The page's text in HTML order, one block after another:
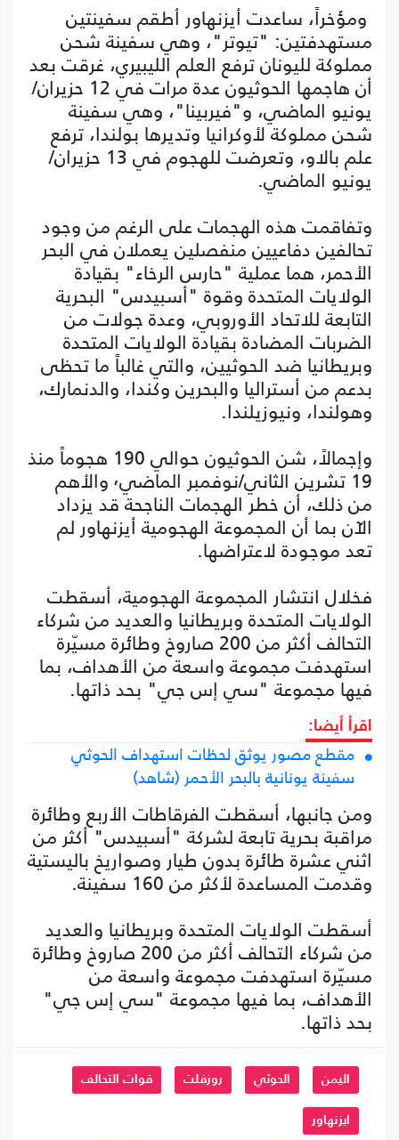
ومؤخراً، ساعدت أيزنهاور أطقم سفينتين
مستهدفتين: "تيوتر"، وهي سفينة شحن
مملوكة لليونان ترفع العلم الليبيري، غرقت بعد
أن هاجمها الحوثيون عدة مرات في 12 حزيران/
يونيو الماضي، و"فيربينا"، وهي سفينة
شحن مملوكة لأوكرانيا وتديرها بولندا، ترفع
علم بالاو، وتعرضت للهجوم في 13 حزيران/
يونيو الماضي.
وتفاقمت هذه الهجمات على الرغم من وجود
تحالفين دفاعيين منفصلين يعملان في البحر
الأحمر، هما عملية "حارس الرخاء" بقيادة
الولايات المتحدة وقوة "أسبيدس" البحرية
التابعة للاتحاد الأوروبي، وعدة جولات من
الضربات المضادة بقيادة الولايات المتحدة
وبريطانيا ضد الحوثيين، والتي غالباً ما تحظى
بدعم من أستراليا والبحرين وكندا، والدنمارك،
وهولندا، ونيوزيلندا.
وإجمالاً، شن الحوثيون حوالي 190 هجوماً منذ
19 تشرين الثاني/نوفمبر الماضي٬ والأهم
من ذلك، أن خطر الهجمات الناجحة قد يزداد
الآن بما أن المجموعة الهجومية أيزنهاور لم
تعد موجودة لاعتراضها.
فخلال انتشار المجموعة الهجومية، أسقطت
الولايات المتحدة وبريطانيا والعديد من شركاء
التحالف أكثر من 200 صاروخ وطائرة مسيّرة
استهدفت مجموعة واسعة من الأهداف، بما
فيها مجموعة "سي إس جي" بحد ذاتها.
اقرأ أيضا:
مقطع مصور يوثق لحظات استهداف الحوثي
سفينة يونانية بالبحر الأحمر (شاهد)
ومن جانبها، أسقطت الفرقاطات الأربع وطائرة
مراقبة بحرية تابعة لشركة "أسبيدس" أكثر من
اثني عشرة طائرة بدون طيار وصواريخ باليستية
وقدمت المساعدة لأكثر من 160 سفينة.
أسقطت الولايات المتحدة وبريطانيا والعديد
من شركاء التحالف أكثر من 200 صاروخ وطائرة
مسيّرة استهدفت مجموعة واسعة من
الأهداف، بما فيها مجموعة "سي إس جي"
بحد ذاتها.
اليمن الحوثي روزفلت قوات التحالف
ايزنهاور